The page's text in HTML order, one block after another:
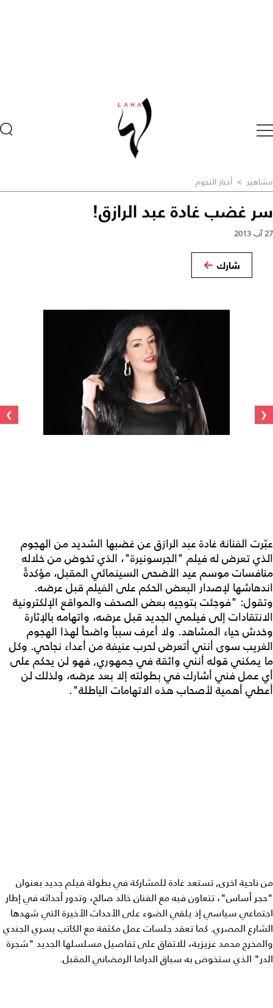
مشاهير > أخبار النجوم
سر غضب غادة عبد الرازق!
27 آب 2013
شارك
‹
›
عبّرت الفنانة غادة عبد الرازق عن غضبها الشديد من الهجوم
الذي تعرض له فيلم "الجرسونيرة"، الذي تخوض من خلاله
منافسات موسم عيد الأضحى السينمائي المقبل، مؤكدةً
اندهاشها لإصدار البعض الحكم على الفيلم قبل عرضه.
وتقول: "فوجئت بتوجيه بعض الصحف والمواقع الإلكترونية
الانتقادات إلى فيلمي الجديد قبل عرضه، واتهامه بالإثارة
وخدش حياء المشاهد. ولا أعرف سبباً واضحاً لهذا الهجوم
الغريب سوى أنني أتعرض لحرب عنيفة من أعداء نجاحي. وكل
ما يمكني قوله أنني واثقة في جمهوري, فهو لن يحكم على
أي عمل فني أشارك في بطولته إلا بعد عرضه، ولذلك لن
أعطي أهمية لأصحاب هذه الاتهامات الباطلة".
من ناحية اخرى, تستعد غادة للمشاركة في بطولة فيلم جديد بعنوان
"حجر أساس"، تتعاون فيه مع الفنان خالد صالح، وتدور أحداثه في إطار
اجتماعي سياسي إذ يلقي الضوء على الأحداث الأخيرة التي شهدها
الشارع المصري. كما تعقد جلسات عمل مكثفة مع الكاتب يسري الجندي
والمخرج محمد عزيزية، للاتفاق على تفاصيل مسلسلها الجديد "شجرة
الدر" الذي ستخوض به سباق الدراما الرمضاني المقبل.